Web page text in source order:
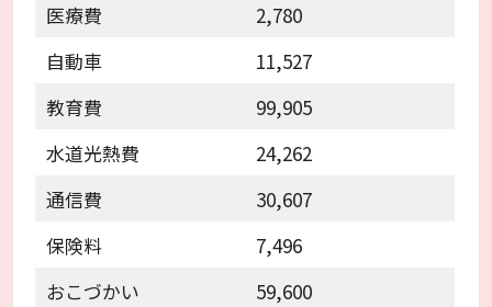
医療費
2,780
自動車
11,527
教育費
99,905
水道光熱費
24,262
通信費
30,607
保険料
7,496
おこづかい
59,600